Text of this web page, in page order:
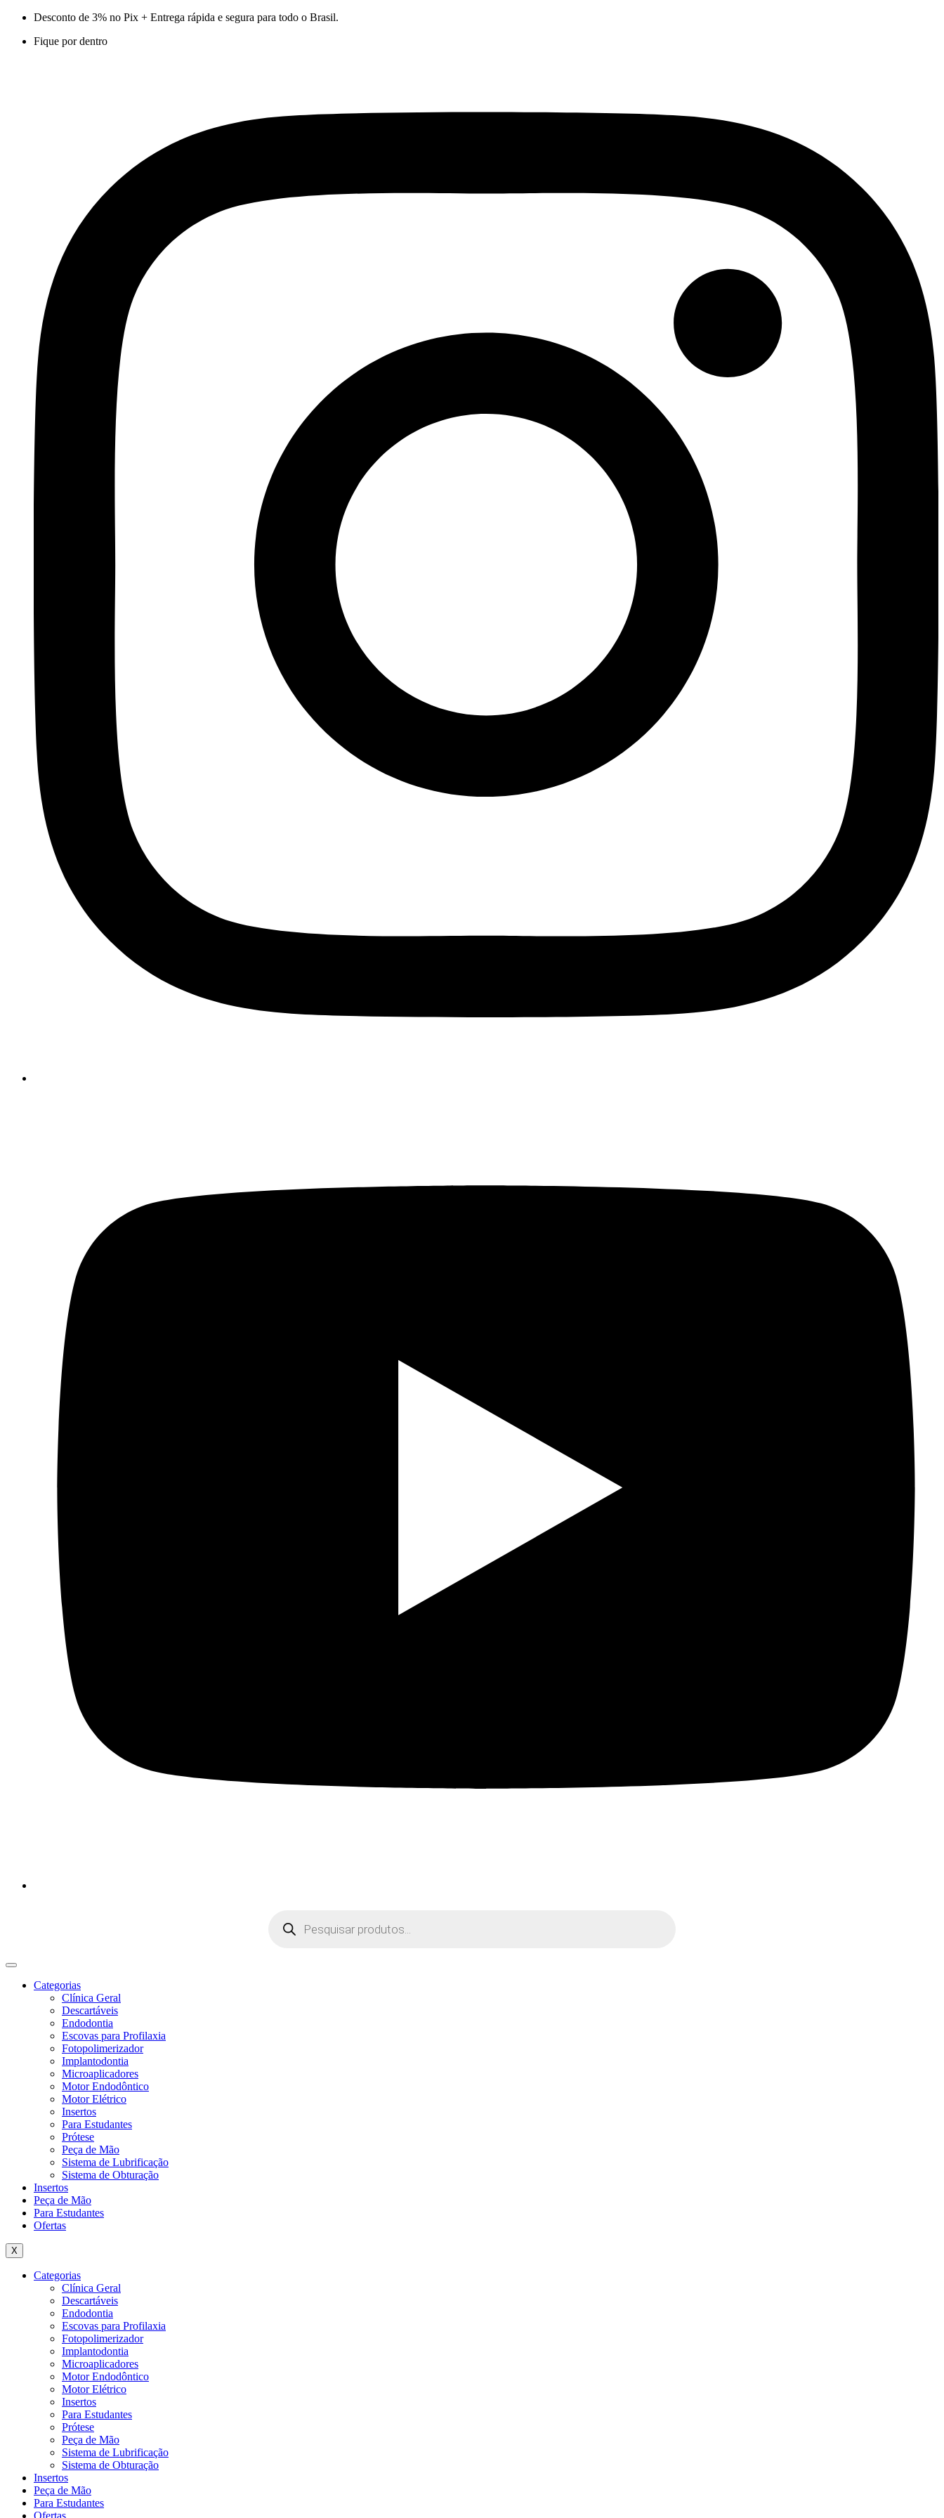
Desconto de 3% no Pix + Entrega rápida e segura para todo o Brasil.
Fique por dentro
produtos
Categorias
Clínica Geral
Descartáveis
Endodontia
Escovas para Profilaxia
Fotopolimerizador
Implantodontia
Microaplicadores
Motor Endodôntico
Motor Elétrico
Insertos
Para Estudantes
Prótese
Peça de Mão
Sistema de Lubrificação
Sistema de Obturação
Insertos
Peça de Mão
Para Estudantes
Ofertas
X
Categorias
Clínica Geral
Descartáveis
Endodontia
Escovas para Profilaxia
Fotopolimerizador
Implantodontia
Microaplicadores
Motor Endodôntico
Motor Elétrico
Insertos
Para Estudantes
Prótese
Peça de Mão
Sistema de Lubrificação
Sistema de Obturação
Insertos
Peça de Mão
Para Estudantes
Ofertas